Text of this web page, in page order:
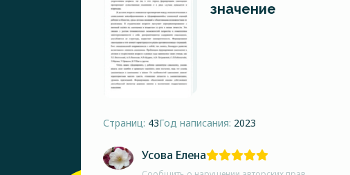
значение
Страниц: 43Год написания: 2023
Усова Елена